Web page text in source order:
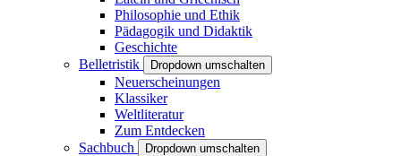
Philosophie und Ethik
Pädagogik und Didaktik
Geschichte
Belletristik
Dropdown umschalten
Neuerscheinungen
Klassiker
Weltliteratur
Zum Entdecken
Sachbuch
Dropdown umschalten